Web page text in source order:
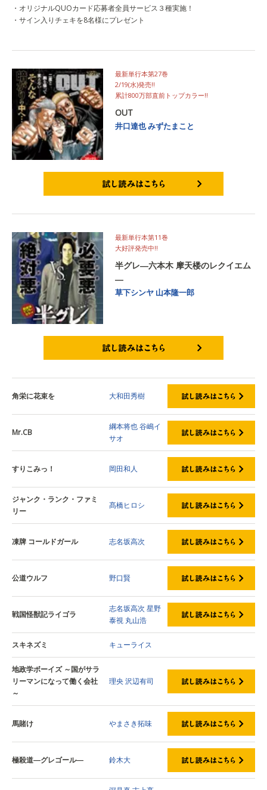
・オリジナルQUOカード応募者全員サービス３種実施！
・サイン入りチェキを8名様にプレゼント
最新単行本第27巻
2/19(水)発売‼
累計800万部直前トップカラー‼
OUT
井口達也みずたまこと
最新単行本第11巻
大好評発売中‼
半グレ―六本木 摩天楼のレクイエム
―
草下シンヤ 山本隆一郎
角栄に花束を 大和田秀樹
Mr.CB
綱本将也谷嶋イ
サオ
すりこみっ！ 岡田和人
ジャンク・ランク・ファミ
リー
髙橋ヒロシ
凍牌 コールドガール 志名坂高次
公道ウルフ 野口賢
戦国怪獣記ライゴラ
志名坂高次 星野
泰視 丸山浩
スキネズミ キューライス
地政学ボーイズ ～国がサラ
リーマンになって働く会社
～
理央沢辺有司
馬賭け やまさき拓味
極殺道―グレゴール― 鈴木大